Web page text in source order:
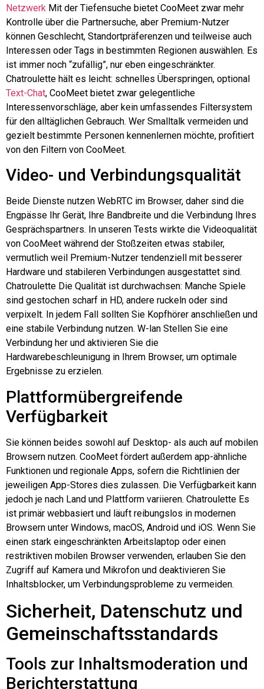
Netzwerk Mit der Tiefensuche bietet CooMeet zwar mehr
Kontrolle über die Partnersuche, aber Premium-Nutzer
können Geschlecht, Standortpräferenzen und teilweise auch
Interessen oder Tags in bestimmten Regionen auswählen. Es
ist immer noch “zufällig”, nur eben eingeschränkter.
Chatroulette hält es leicht: schnelles Überspringen, optional
Text-Chat, CooMeet bietet zwar gelegentliche
Interessenvorschläge, aber kein umfassendes Filtersystem
für den alltäglichen Gebrauch. Wer Smalltalk vermeiden und
gezielt bestimmte Personen kennenlernen möchte, profitiert
von den Filtern von CooMeet.
Video- und Verbindungsqualität
Beide Dienste nutzen WebRTC im Browser, daher sind die
Engpässe Ihr Gerät, Ihre Bandbreite und die Verbindung Ihres
Gesprächspartners. In unseren Tests wirkte die Videoqualität
von CooMeet während der Stoßzeiten etwas stabiler,
vermutlich weil Premium-Nutzer tendenziell mit besserer
Hardware und stabileren Verbindungen ausgestattet sind.
Chatroulette Die Qualität ist durchwachsen: Manche Spiele
sind gestochen scharf in HD, andere ruckeln oder sind
verpixelt. In jedem Fall sollten Sie Kopfhörer anschließen und
eine stabile Verbindung nutzen. W-lan Stellen Sie eine
Verbindung her und aktivieren Sie die
Hardwarebeschleunigung in Ihrem Browser, um optimale
Ergebnisse zu erzielen.
Plattformübergreifende
Verfügbarkeit
Sie können beides sowohl auf Desktop- als auch auf mobilen
Browsern nutzen. CooMeet fördert außerdem app-ähnliche
Funktionen und regionale Apps, sofern die Richtlinien der
jeweiligen App-Stores dies zulassen. Die Verfügbarkeit kann
jedoch je nach Land und Plattform variieren. Chatroulette Es
ist primär webbasiert und läuft reibungslos in modernen
Browsern unter Windows, macOS, Android und iOS. Wenn Sie
einen stark eingeschränkten Arbeitslaptop oder einen
restriktiven mobilen Browser verwenden, erlauben Sie den
Zugriff auf Kamera und Mikrofon und deaktivieren Sie
Inhaltsblocker, um Verbindungsprobleme zu vermeiden.
Sicherheit, Datenschutz und
Gemeinschaftsstandards
Tools zur Inhaltsmoderation und
Berichterstattung